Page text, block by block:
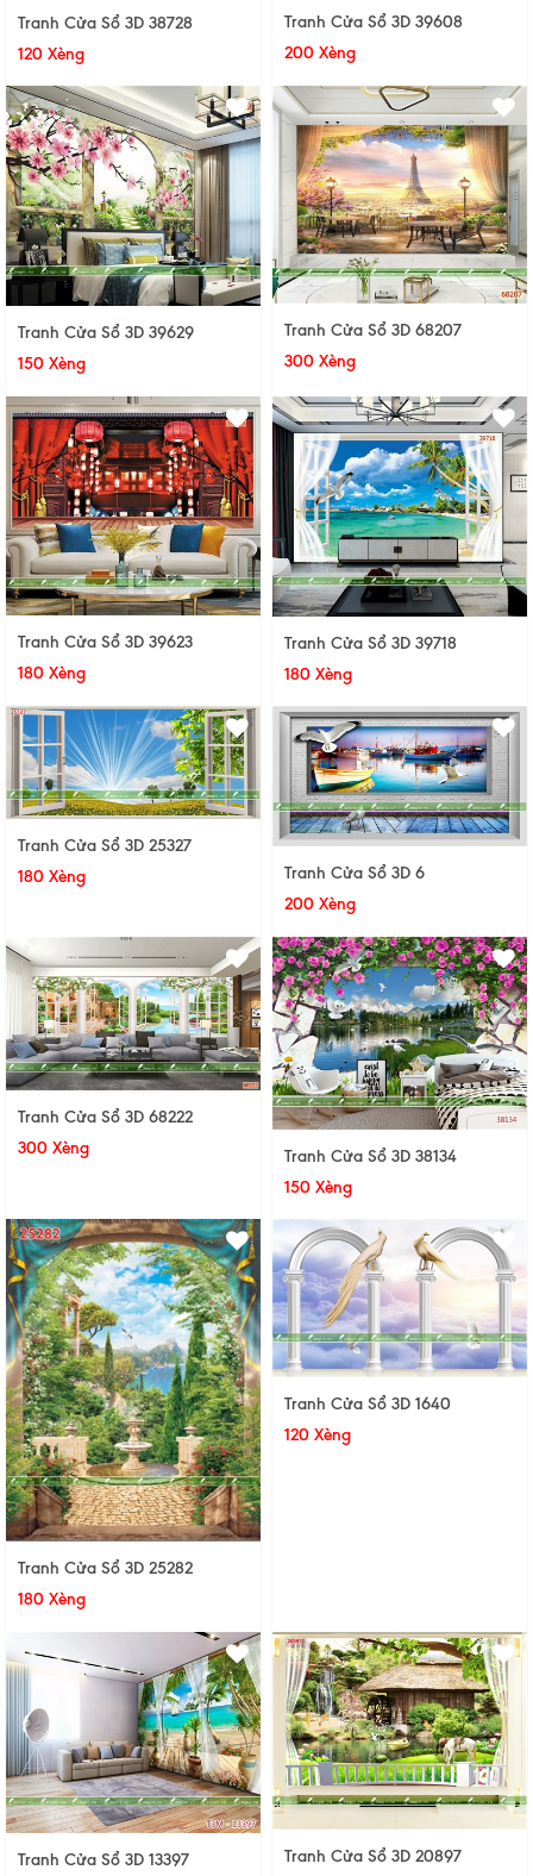
Tranh Cửa Sổ 3D 38728
120 Xèng
Tranh Cửa Sổ 3D 39608
200 Xèng
Tranh Cửa Sổ 3D 39629
150 Xèng
Tranh Cửa Sổ 3D 68207
300 Xèng
Tranh Cửa Sổ 3D 39623
180 Xèng
Tranh Cửa Sổ 3D 39718
180 Xèng
Tranh Cửa Sổ 3D 25327
180 Xèng
Tranh Cửa Sổ 3D 6
200 Xèng
Tranh Cửa Sổ 3D 68222
300 Xèng
Tranh Cửa Sổ 3D 38134
150 Xèng
Tranh Cửa Sổ 3D 25282
180 Xèng
Tranh Cửa Sổ 3D 1640
120 Xèng
Tranh Cửa Sổ 3D 13397
Tranh Cửa Sổ 3D 20897